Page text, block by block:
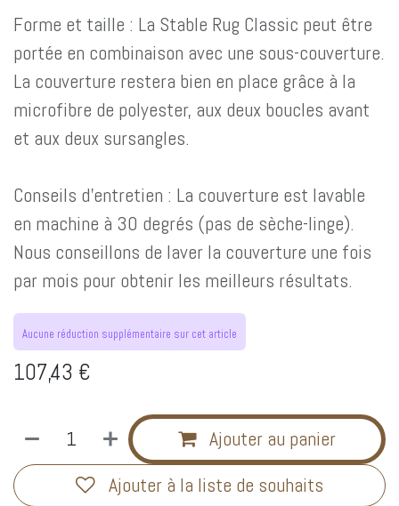
Forme et taille : La Stable Rug Classic peut être
portée en combinaison avec une sous-couverture.
La couverture restera bien en place grâce à la
microfibre de polyester, aux deux boucles avant
et aux deux sursangles.
Conseils d'entretien : La couverture est lavable
en machine à 30 degrés (pas de sèche-linge).
Nous conseillons de laver la couverture une fois
par mois pour obtenir les meilleurs résultats.
Aucune réduction supplémentaire sur cet article
107,43 €
Ajouter au panier
Ajouter à la liste de souhaits